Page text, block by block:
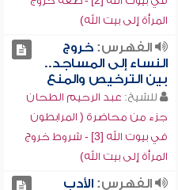
المرأة إلى بيت الله)
الفهرس:خروج
النساء إلى المساجد..
بين الترخيص والمنع
للشيخ: عبد الرحيم الطحان
جزء من محاضرة ( المرابطون
في بيوت الله [3] - شروط خروج
المرأة إلى بيت الله)
الفهرس:الأدب